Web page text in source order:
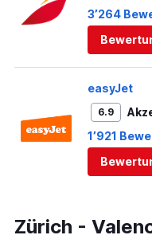
3’264
easyJet
6.9
1’921
Zürich -